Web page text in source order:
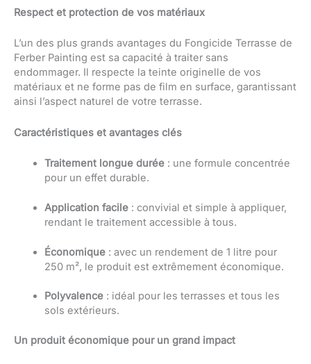
Respect et protection de vos matériaux
L’un des plus grands avantages du Fongicide Terrasse de
Ferber Painting est sa capacité à traiter sans
endommager. Il respecte la teinte originelle de vos
matériaux et ne forme pas de film en surface, garantissant
ainsi l’aspect naturel de votre terrasse.
Caractéristiques et avantages clés
Traitement longue durée: une formule concentrée
pour un effet durable.
Application facile: convivial et simple à appliquer,
rendant le traitement accessible à tous.
Économique: avec un rendement de 1 litre pour
250 m², le produit est extrêmement économique.
Polyvalence: idéal pour les terrasses et tous les
sols extérieurs.
Un produit économique pour un grand impact